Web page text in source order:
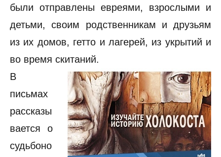
были отправлены евреями, взрослыми и
детьми, своим родственникам и друзьям
из их домов, гетто и лагерей, из укрытий и
во время скитаний.
В
письмах
рассказы
вается о
судьбоно